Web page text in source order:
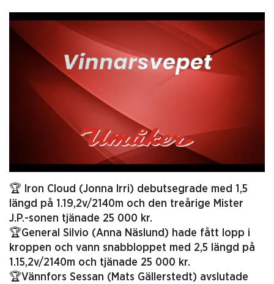
🏆 Iron Cloud (Jonna Irri) debutsegrade med 1,5
längd på 1.19,2v/2140m och den treårige Mister
J.P.-sonen tjänade 25 000 kr.
🏆General Silvio (Anna Näslund) hade fått lopp i
kroppen och vann snabbloppet med 2,5 längd på
1.15,2v/2140m och tjänade 25 000 kr.
🏆Vännfors Sessan (Mats Gällerstedt) avslutade